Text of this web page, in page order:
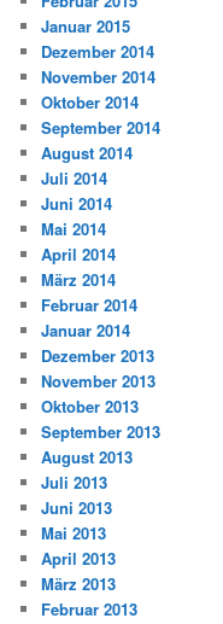
Januar 2015
Dezember 2014
November 2014
Oktober 2014
September 2014
August 2014
Juli 2014
Juni 2014
Mai 2014
April 2014
März 2014
Februar 2014
Januar 2014
Dezember 2013
November 2013
Oktober 2013
September 2013
August 2013
Juli 2013
Juni 2013
Mai 2013
April 2013
März 2013
Februar 2013